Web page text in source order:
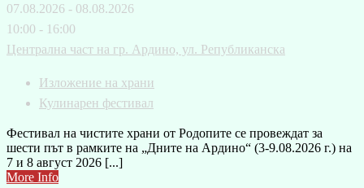
07.08.2026 - 08.08.2026
10:00 - 16:00
Централна част на гр. Ардино, ул. Републиканска
Изложение на храни
Кулинарен фестивал
Фестивал на чистите храни от Родопите се провеждат за
шести път в рамките на „Дните на Ардино“ (3-9.08.2026 г.) на
7 и 8 август 2026 [...]
More Info